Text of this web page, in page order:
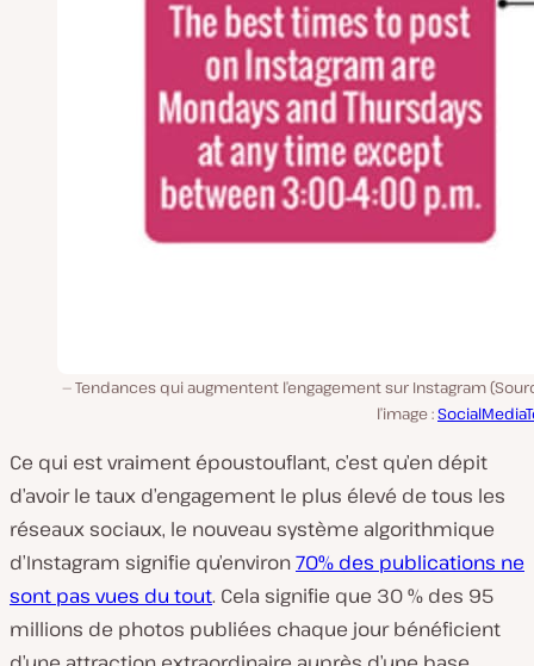
Tendances qui augmentent l’engagement sur Instagram
l’image :
Ce qui est vraiment époustouflant, c’est qu’en dépit
d’avoir le taux d’engagement le plus élevé de tous les
réseaux sociaux, le nouveau système algorithmique
d’Instagram signifie qu’environ70% des publications ne
sont pas vues du tout. Cela signifie que 30 % des 95
millions de photos publiées chaque jour bénéficient